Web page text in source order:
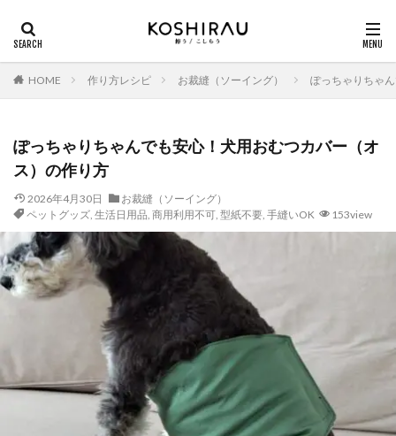
HOME 作り方レシピ お裁縫（ソーイング） ぽっちゃりちゃ
ぽっちゃりちゃんでも安心！犬用おむつカバー（オ
ス）の作り方
2026年4月30日
お裁縫（ソーイング）
ペットグッズ, 生活日用品, 商用利用不可, 型紙不要, 手縫いOK 153view